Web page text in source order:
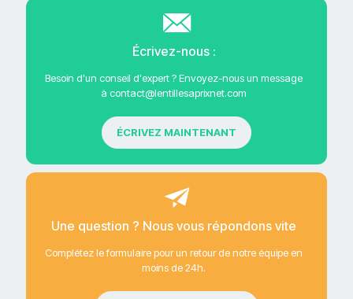
Écrivez-nous :
Besoin d'un conseil d'expert ? Envoyez-nous un message
à contact@lentillesaprixnet.com
ÉCRIVEZ MAINTENANT
Une question ? Nous vous répondons vite
Complétez le formulaire pour un retour de notre équipe en
moins de 24h.